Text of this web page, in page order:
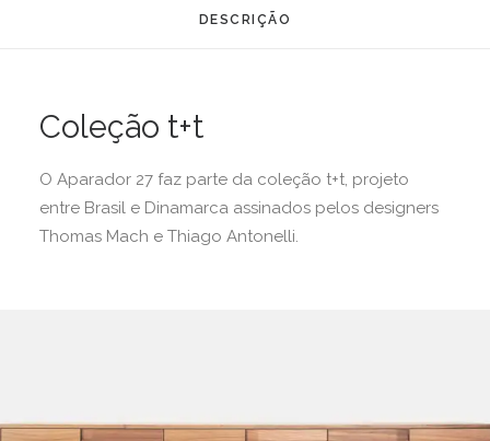
DESCRIÇÃO
Coleção t+t
O Aparador 27 faz parte da coleção t+t, projeto
entre Brasil e Dinamarca assinados pelos designers
Thomas Mach e Thiago Antonelli.